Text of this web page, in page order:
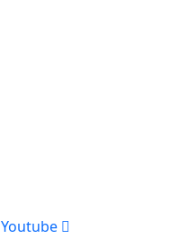
Youtube